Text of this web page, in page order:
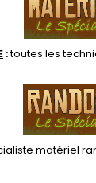
:toutes les
matériel